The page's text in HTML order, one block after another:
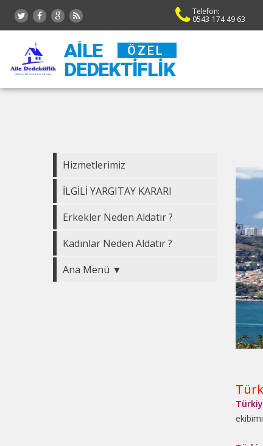
Telefon:
0543 174 49 63
AILE ÖZEL
DEDEKTIFLIK
Hizmetlerimiz
İLGİLİ YARGITAY KARARI
Erkekler Neden Aldatır ?
Kadınlar Neden Aldatır ?
Ana Menü ▼